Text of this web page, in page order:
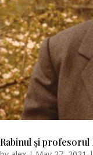
Rabinul şi profesorul